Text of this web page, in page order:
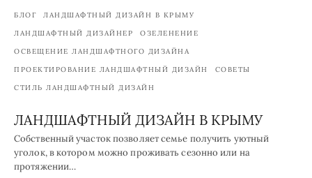
БЛОГ
ЛАНДШАФТНЫЙ ДИЗАЙН В КРЫМУ
ЛАНДШАФТНЫЙ ДИЗАЙНЕР
ОЗЕЛЕНЕНИЕ
ОСВЕЩЕНИЕ ЛАНДШАФТНОГО ДИЗАЙНА
ПРОЕКТИРОВАНИЕ ЛАНДШАФТНЫЙ ДИЗАЙН
СОВЕТЫ
СТИЛЬ ЛАНДШАФТНЫЙ ДИЗАЙН
ЛАНДШАФТНЫЙ ДИЗАЙН В КРЫМУ
Собственный участок позволяет семье получить уютный
уголок, в котором можно проживать сезонно или на
протяжении…